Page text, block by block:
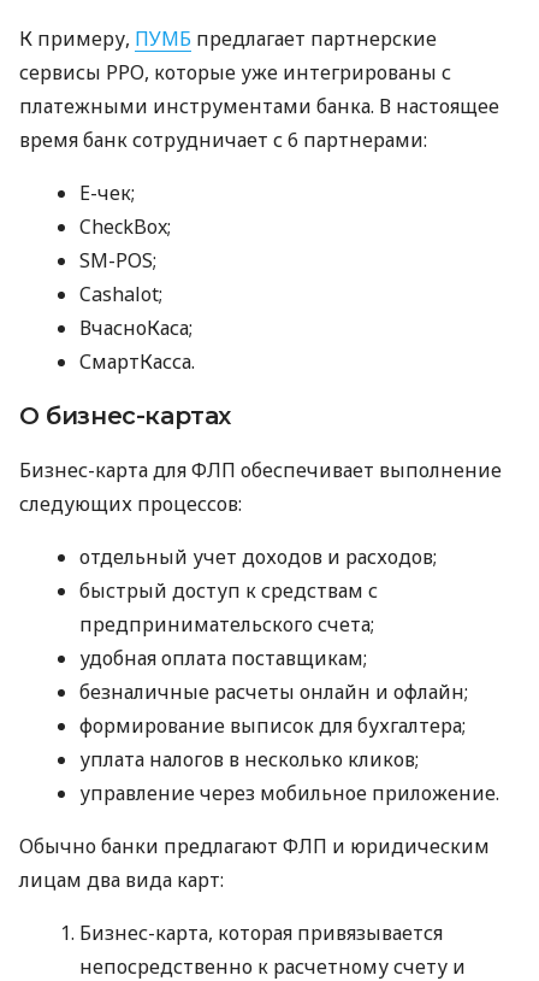
К примеру, ПУМБ предлагает партнерские
сервисы РРО, которые уже интегрированы с
платежными инструментами банка. В настоящее
время банк сотрудничает с 6 партнерами:
E-чек;
CheckBox;
SM-POS;
Cashalot;
ВчасноКаса;
СмартКасса.
О бизнес-картах
Бизнес-карта для ФЛП обеспечивает выполнение
следующих процессов:
отдельный учет доходов и расходов;
быстрый доступ к средствам с
предпринимательского счета;
удобная оплата поставщикам;
безналичные расчеты онлайн и офлайн;
формирование выписок для бухгалтера;
уплата налогов в несколько кликов;
управление через мобильное приложение.
Обычно банки предлагают ФЛП и юридическим
лицам два вида карт:
Бизнес-карта, которая привязывается
непосредственно к расчетному счету и